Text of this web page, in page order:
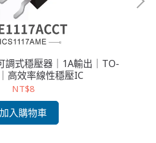
調式穩壓器｜1A輸出｜TO-
高效率線性穩壓IC
NT$8
加入購物車